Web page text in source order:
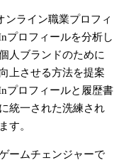
ライン職業プロフィ
プロフィールを分析し
人ブランドのために
上させる方法を提案
プロフィールと履歴書
統一された洗練され
す。
ームチェンジャーで